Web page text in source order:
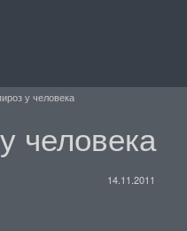
у человека
человека
14.11.2011